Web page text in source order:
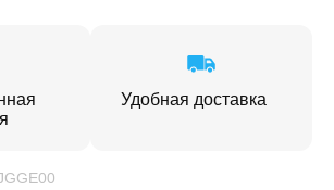
Удобная доставка